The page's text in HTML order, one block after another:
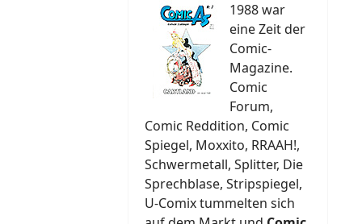
1988 war
eine Zeit der
Comic-
Magazine.
Comic
Forum,
Comic Reddition, Comic
Spiegel, Moxxito, RRAAH!,
Schwermetall, Splitter, Die
Sprechblase, Stripspiegel,
U-Comix tummelten sich